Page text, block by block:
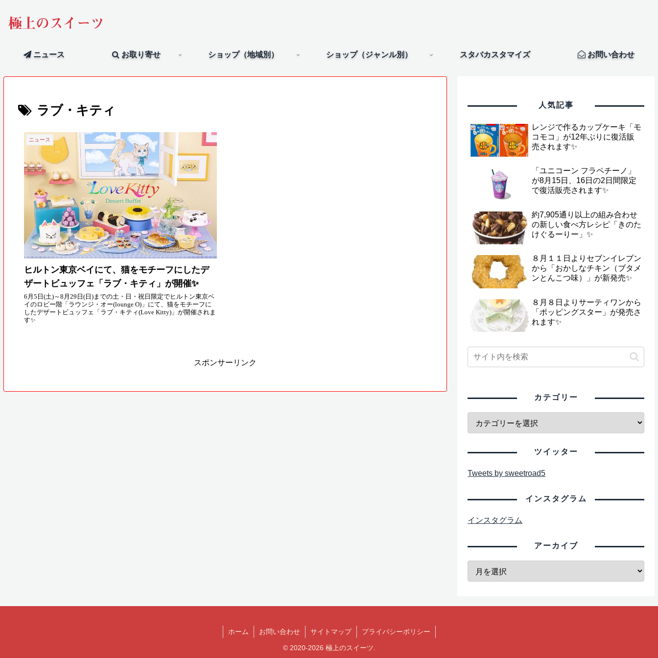
極上のスイーツ
ニュース お取り寄せ ショップ（地域別） ショップ（ジャンル別） スタバカスタマイズ お問い合わせ
ラブ・キティ
ニュース
ヒルトン東京ベイにて、猫をモチーフにしたデ
ザートビュッフェ「ラブ・キティ」が開催✨
6月5日(土)～8月29日(日)までの土・日・祝日限定でヒルトン東京ベ
イのロビー階「ラウンジ・オー(lounge O)」にて、猫をモチーフに
したデザートビュッフェ「ラブ・キティ(Love Kitty)」が開催されま
す✨
スポンサーリンク
人気記事
レンジで作るカップケーキ「モ
コモコ」が12年ぶりに復活販
売されます✨
「ユニコーン フラペチーノ」
が8月15日、16日の2日間限定
で復活販売されます✨
約7,905通り以上の組み合わせ
の新しい食べ方レシピ「きのた
けぐるーりー」✨
８月１１日よりセブンイレブン
から「おかしなチキン（ブタメ
ンとんこつ味）」が新発売✨
８月８日よりサーティワンから
「ポッピングスター」が発売さ
れます✨
カテゴリー
ツイッター
Tweets by sweetroad5
インスタグラム
インスタグラム
アーカイブ
ホーム お問い合わせ サイトマップ プライバシーポリシー
© 2020-2026 極上のスイーツ.